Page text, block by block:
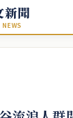
新聞